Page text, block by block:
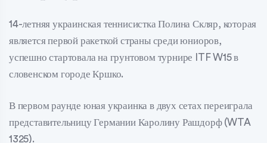
14-летняя украинская теннисистка Полина Скляр, которая
является первой ракеткой страны среди юниоров,
успешно стартовала на грунтовом турнире ITF W15 в
словенском городе Кршко.
В первом раунде юная украинка в двух сетах переиграла
представительницу Германии Каролину Рашдорф (WTA
1325).